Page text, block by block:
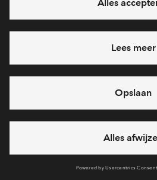
Geen woningen
Reset filter